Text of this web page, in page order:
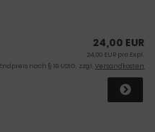
24,00 EUR
24,00 EUR pro Expl.
Endpreis nach § 19 UStG. zzgl. Versandkosten